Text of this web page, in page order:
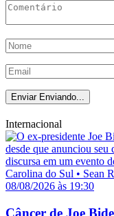
Enviar Enviando...
Internacional
08/08/2026 às 19:30
Câncer de Joe